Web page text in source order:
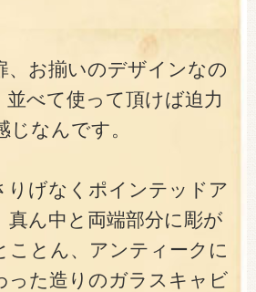
、お揃いのデザインなの
並べて使って頂けば迫力
なんです。
りげなくポインテッドア
真ん中と両端部分に彫が
ことん、アンティークに
った造りのガラスキャビ